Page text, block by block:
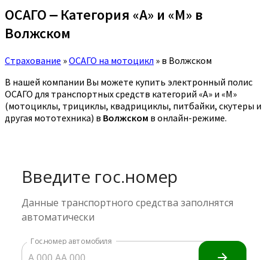
ОСАГО ‒ Категория «A» и «M» в
Волжском
Страхование »ОСАГО на мотоцикл » в Волжском
В нашей компании Вы можете купить электронный полис
ОСАГО для транспортных средств категорий «A» и «M»
(мотоциклы, трициклы, квадрициклы, питбайки, скутеры и
другая мототехника) в Волжском в онлайн-режиме.